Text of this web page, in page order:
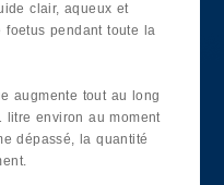
clair, aqueux et
pendant toute la
augmente tout au long
litre environ au moment
dépassé, la quantité